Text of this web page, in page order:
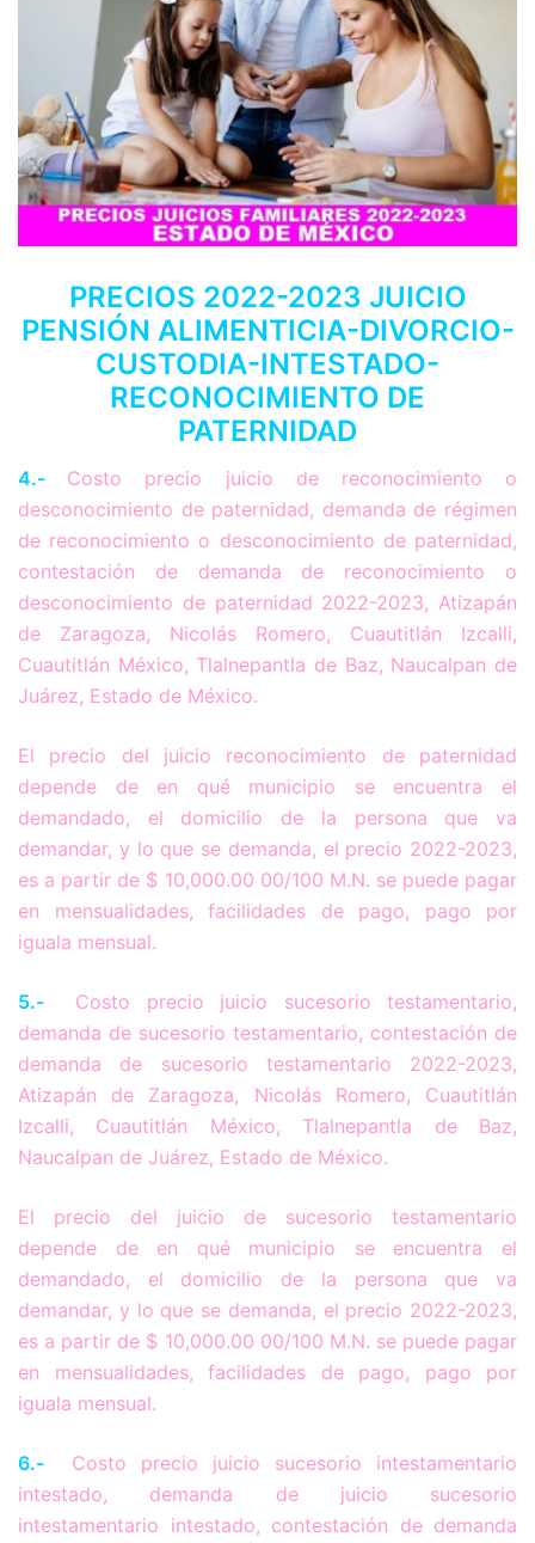
PRECIOS 2022-2023 JUICIO
PENSIÓN ALIMENTICIA-DIVORCIO-
CUSTODIA-INTESTADO-
RECONOCIMIENTO DE
PATERNIDAD
4.-
Costo precio juicio de reconocimiento o
desconocimiento de paternidad, demanda de régimen
de reconocimiento o desconocimiento de paternidad,
contestación de demanda de reconocimiento o
desconocimiento de paternidad 2022-2023, Atizapán
de Zaragoza, Nicolás Romero, Cuautitlán Izcalli,
Cuautitlán México, Tlalnepantla de Baz, Naucalpan de
Juárez, Estado de México.
El precio del juicio reconocimiento de paternidad
depende de en qué municipio se encuentra el
demandado, el domicilio de la persona que va
demandar, y lo que se demanda, el precio 2022-2023,
es a partir de $ 10,000.00 00/100 M.N. se puede pagar
en mensualidades, facilidades de pago, pago por
iguala mensual.
5.-
Costo precio juicio sucesorio testamentario,
demanda de sucesorio testamentario, contestación de
demanda de sucesorio testamentario 2022-2023,
Atizapán de Zaragoza, Nicolás Romero, Cuautitlán
Izcalli, Cuautitlán México, Tlalnepantla de Baz,
Naucalpan de Juárez, Estado de México.
El precio del juicio de sucesorio testamentario
depende de en qué municipio se encuentra el
demandado, el domicilio de la persona que va
demandar, y lo que se demanda, el precio 2022-2023,
es a partir de $ 10,000.00 00/100 M.N. se puede pagar
en mensualidades, facilidades de pago, pago por
iguala mensual.
6.-
Costo precio juicio sucesorio intestamentario
intestado, demanda de juicio sucesorio
intestamentario intestado, contestación de demanda